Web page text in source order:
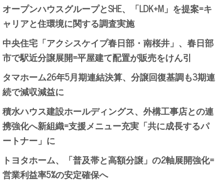
オープンハウスグループとSHE、「LDK+M」を提案=キ
ャリアと住環境に関する調査実施
中央住宅「アクシスケイプ春日部・南桜井」、春日部
市で駅近分譲展開=平屋建て配置が販売をけん引
タマホーム26年5月期連結決算、分譲回復基調も3期連
続で減収減益に
積水ハウス建設ホールディングス、外構工事店との連
携強化へ新組織=支援メニュー充実「共に成長するパ
ートナー」に
トヨタホーム、「普及帯と高額分譲」の2軸展開強化=
営業利益率5%の安定確保へ